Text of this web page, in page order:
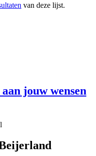
van deze lijst.
jouw wensen